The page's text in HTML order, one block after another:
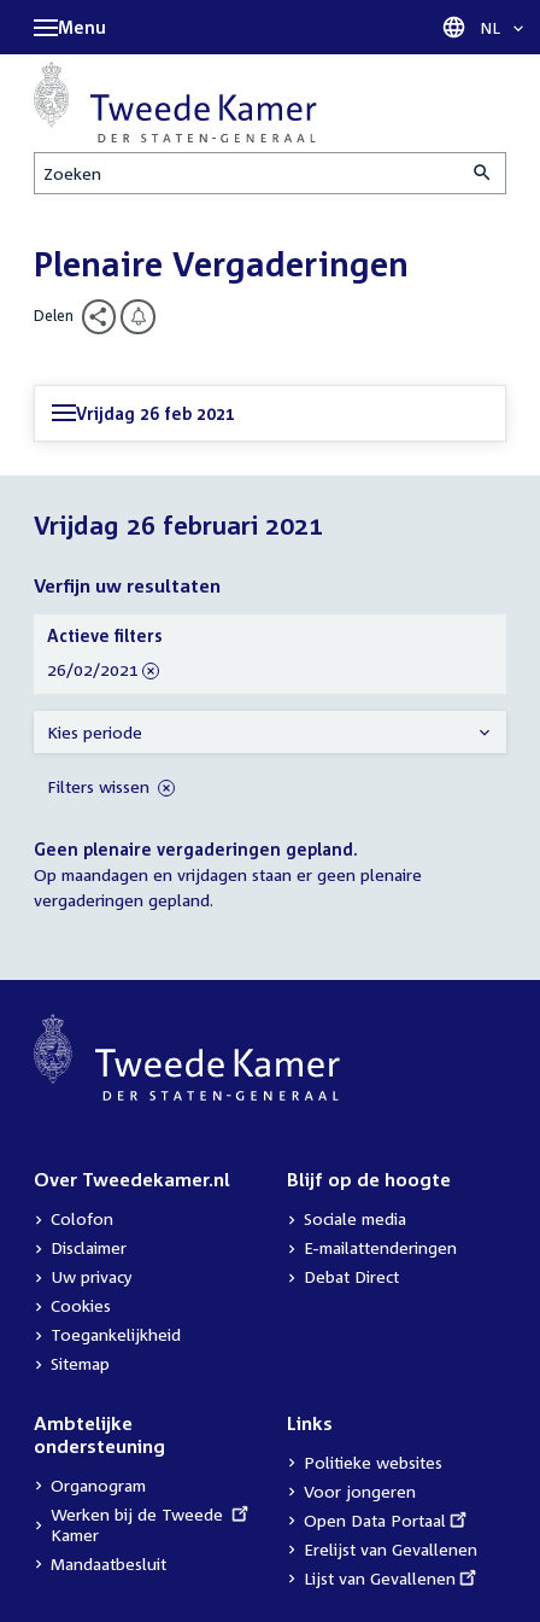
Zoeken
Menu Taal
NL
Plenaire Vergaderingen
Delen
Vrijdag 26 feb 2021
Vrijdag 26 februari 2021
Verfijn uw resultaten
Geen plenaire vergaderingen gepland.
Op maandagen en vrijdagen staan er geen plenaire
vergaderingen gepland.
Verfijn
uw
resultaten
Actieve filters
verwijder
26/02/2021
Kies periode
Filters wissen
Over Tweedekamer.nl
Colofon
Disclaimer
Uw privacy
Cookies
Toegankelijkheid
Sitemap
Blijf op de hoogte
Sociale media
E-mailattenderingen
Debat Direct
Ambtelijke
ondersteuning
Organogram
External
link:
Werken bij de Tweede
Kamer
Mandaatbesluit
Links
Politieke websites
Voor jongeren
External
link:
Open Data Portaal
Erelijst van Gevallenen
External
Lijst van Gevallenen